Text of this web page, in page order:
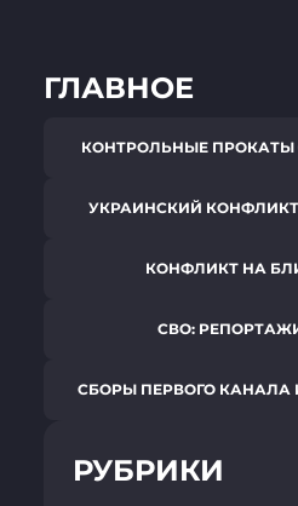
ГЛАВНОЕ
КОНТРОЛЬНЫЕ
УКРАИНСКИЙ
КОНФЛИКТ НА
СВО:
СБОРЫ ПЕРВОГО КАНАЛА
РУБРИКИ